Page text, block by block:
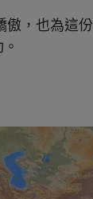
傲，也為這